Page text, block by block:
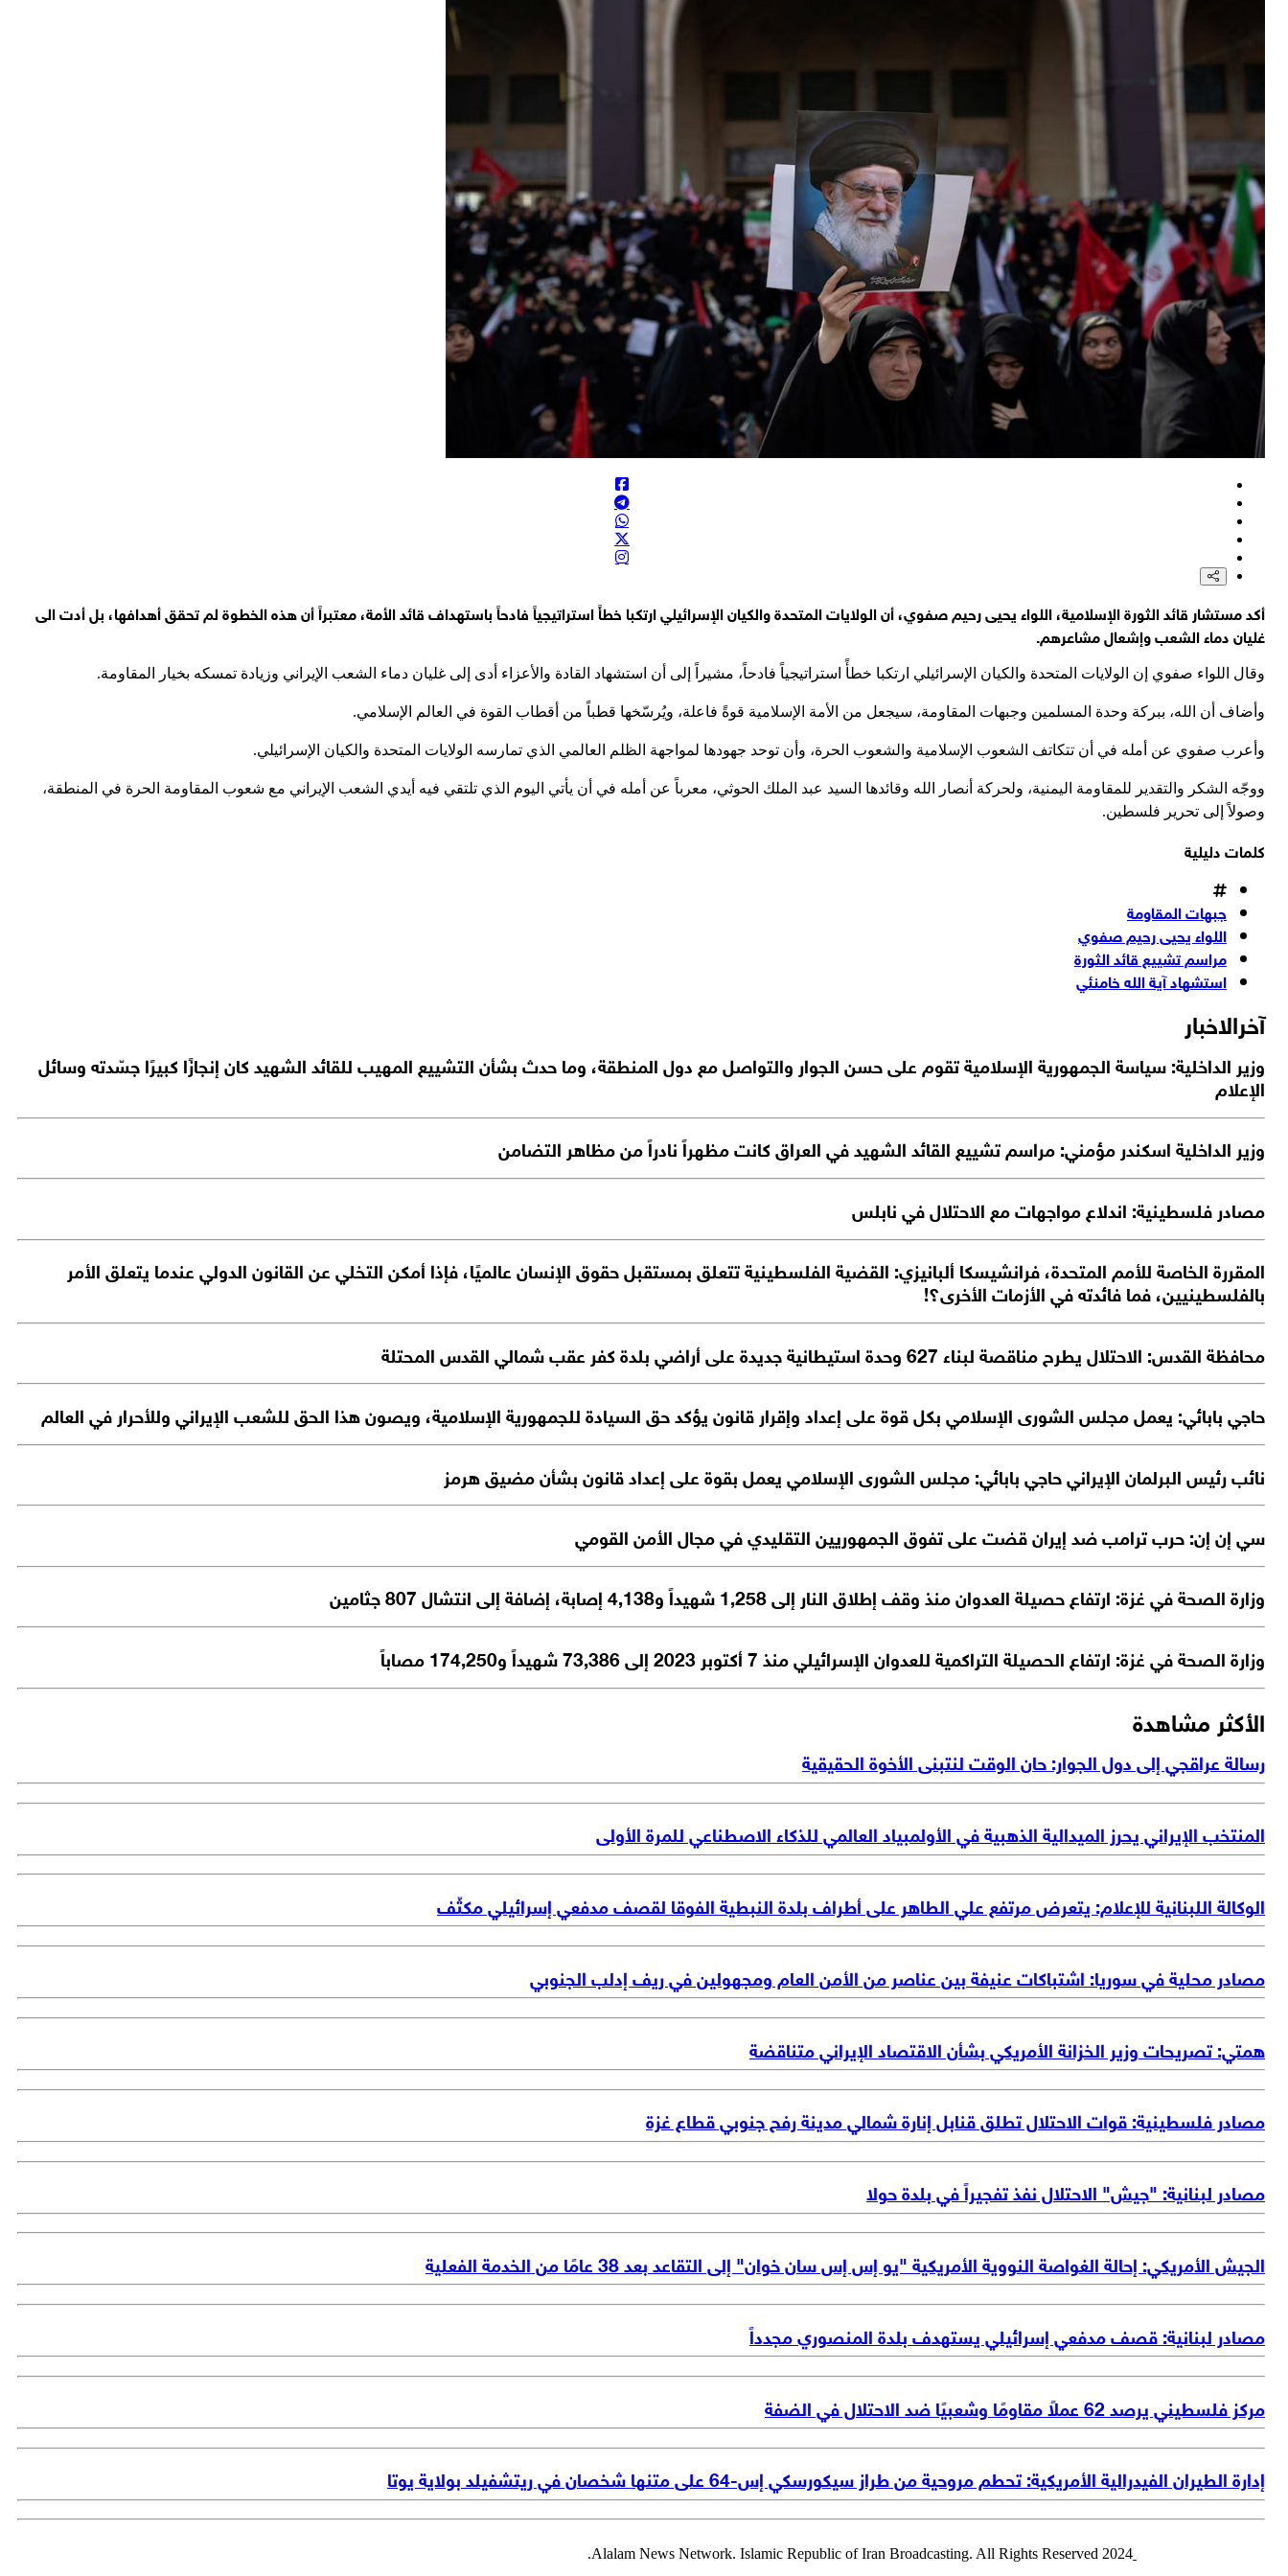
نائب رئيس البرلمان الإيراني حاجي بابائي: مجلس الشورى الإسلامي يعمل بقوة على إعداد قانون بشأن مضيق هرمز
سي إن إن: حرب ترامب ضد إيران قضت على تفوق الجمهوريين التقليدي في مجال الأمن القومي
وزارة الصحة في غزة: ارتفاع حصيلة العدوان منذ وقف إطلاق النار إلى 1,258 شهيداً و4,138 إصابة، إضافة إلى انتشال 807 جثامين
وزارة الصحة في غزة: ارتفاع الحصيلة التراكمية للعدوان الإسرائيلي منذ 7 أكتوبر 2023 إلى 73,386 شهيداً و174,250 مصاباً
أكد مستشار قائد الثورة الإسلامية، اللواء يحيى رحيم صفوي، أن الولايات المتحدة والكيان الإسرائيلي ارتكبا خطأً استراتيجياً فادحاً باستهداف قائد الأمة، معتبراً أن هذه الخطوة لم تحقق أهدافها، بل أدت الى
غليان دماء الشعب وإشعال مشاعرهم.
وقال اللواء صفوي إن الولايات المتحدة والكيان الإسرائيلي ارتكبا خطأً استراتيجياً فادحاً، مشيراً إلى أن استشهاد القادة والأعزاء أدى إلى غليان دماء الشعب الإيراني وزيادة تمسكه بخيار المقاومة.
وأضاف أن الله، ببركة وحدة المسلمين وجبهات المقاومة، سيجعل من الأمة الإسلامية قوةً فاعلة، ويُرسّخها قطباً من أقطاب القوة في العالم الإسلامي.
وأعرب صفوي عن أمله في أن تتكاتف الشعوب الإسلامية والشعوب الحرة، وأن توحد جهودها لمواجهة الظلم العالمي الذي تمارسه الولايات المتحدة والكيان الإسرائيلي.
ووجّه الشكر والتقدير للمقاومة اليمنية، ولحركة أنصار الله وقائدها السيد عبد الملك الحوثي، معرباً عن أمله في أن يأتي اليوم الذي تلتقي فيه أيدي الشعب الإيراني مع شعوب المقاومة الحرة في المنطقة،
وصولاً إلى تحرير فلسطين.
كلمات دليلية
جبهات المقاومة
اللواء يحيى رحيم صفوي
مراسم تشييع قائد الثورة
استشهاد آية الله خامنئي
آخرالاخبار
وزير الداخلية: سياسة الجمهورية الإسلامية تقوم على حسن الجوار والتواصل مع دول المنطقة، وما حدث بشأن التشييع المهيب للقائد الشهيد كان إنجازًا كبيرًا جسّدته وسائل
الإعلام
وزير الداخلية اسكندر مؤمني: مراسم تشييع القائد الشهيد في العراق كانت مظهراً نادراً من مظاهر التضامن
مصادر فلسطينية: اندلاع مواجهات مع الاحتلال في نابلس
المقررة الخاصة للأمم المتحدة، فرانشيسكا ألبانيزي: القضية الفلسطينية تتعلق بمستقبل حقوق الإنسان عالميًا، فإذا أمكن التخلي عن القانون الدولي عندما يتعلق الأمر
بالفلسطينيين، فما فائدته في الأزمات الأخرى؟!
محافظة القدس: الاحتلال يطرح مناقصة لبناء 627 وحدة استيطانية جديدة على أراضي بلدة كفر عقب شمالي القدس المحتلة
حاجي بابائي: يعمل مجلس الشورى الإسلامي بكل قوة على إعداد وإقرار قانون يؤكد حق السيادة للجمهورية الإسلامية، ويصون هذا الحق للشعب الإيراني وللأحرار في العالم
نائب رئيس البرلمان الإيراني حاجي بابائي: مجلس الشورى الإسلامي يعمل بقوة على إعداد قانون بشأن مضيق هرمز
سي إن إن: حرب ترامب ضد إيران قضت على تفوق الجمهوريين التقليدي في مجال الأمن القومي
وزارة الصحة في غزة: ارتفاع حصيلة العدوان منذ وقف إطلاق النار إلى 1,258 شهيداً و4,138 إصابة، إضافة إلى انتشال 807 جثامين
وزارة الصحة في غزة: ارتفاع الحصيلة التراكمية للعدوان الإسرائيلي منذ 7 أكتوبر 2023 إلى 73,386 شهيداً و174,250 مصاباً
الأكثر مشاهدة
رسالة عراقجي إلى دول الجوار: حان الوقت لنتبنى الأخوة الحقيقية
المنتخب الإيراني يحرز الميدالية الذهبية في الأولمبياد العالمي للذكاء الاصطناعي للمرة الأولى
الوكالة اللبنانية للإعلام: يتعرض مرتفع علي الطاهر على أطراف بلدة النبطية الفوقا لقصف مدفعي إسرائيلي مكثّف
مصادر محلية في سوريا: اشتباكات عنيفة بين عناصر من الأمن العام ومجهولين في ريف إدلب الجنوبي
همتي: تصريحات وزير الخزانة الأمريكي بشأن الاقتصاد الإيراني متناقضة
مصادر فلسطينية: قوات الاحتلال تطلق قنابل إنارة شمالي مدينة رفح جنوبي قطاع غزة
مصادر لبنانية: "جيش" الاحتلال نفذ تفجيراً في بلدة حولا
الجيش الأمريكي: إحالة الغواصة النووية الأمريكية "يو إس إس سان خوان" إلى التقاعد بعد 38 عامًا من الخدمة الفعلية
مصادر لبنانية: قصف مدفعي إسرائيلي يستهدف بلدة المنصوري مجدداً
مركز فلسطيني يرصد 62 عملاً مقاومًا وشعبيًا ضد الاحتلال في الضفة
إدارة الطيران الفيدرالية الأمريكية: تحطم مروحية من طراز سيكورسكي إس-64 على متنها شخصان في ريتشفيلد بولاية يوتا
2024 Alalam News Network. Islamic Republic of Iran Broadcasting. All Rights Reserved.